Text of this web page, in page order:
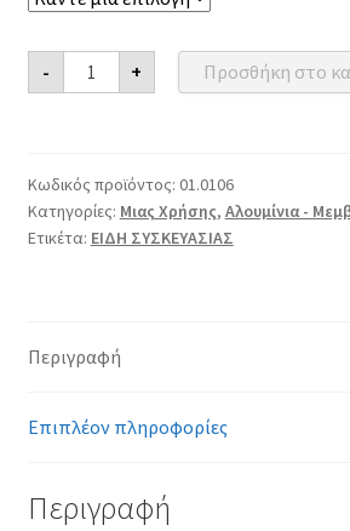
-
Φυλλαράκι
Αλουμινίου
Χρωματιστό
+ Προσθήκη στο
Κωδικός προϊόντος: 01.0106
Κατηγορίες: Μιας Χρήσης, Αλουμίνια -
Ετικέτα: ΕΙΔΗ ΣΥΣΚΕΥΑΣΙΑΣ
Περιγραφή
Επιπλέον πληροφορίες
Περιγραφή